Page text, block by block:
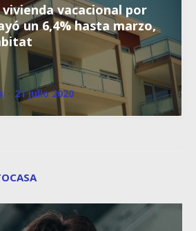
vacacional por
un 6,4% hasta marzo,
· 21 julio 2020